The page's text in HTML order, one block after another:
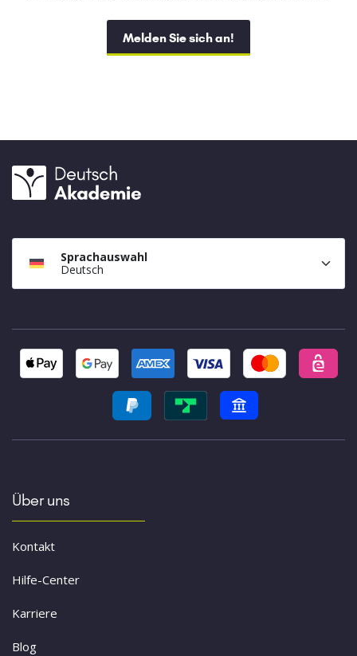
Melden Sie sich an!
Sprachauswahl
Deutsch
Über uns
Kontakt
Hilfe-Center
Karriere
Blog